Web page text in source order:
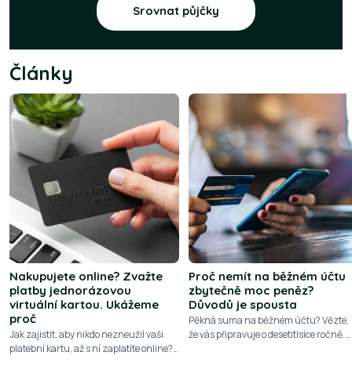
Srovnat půjčky
Články
Nakupujete online? Zvažte
platby jednorázovou
virtuální kartou. Ukážeme
proč
Jak zajistit, aby nikdo nezneužil vaši
platební kartu, až s ní zaplatíte online?
Proč nemít na běžném účtu
zbytečně moc peněz?
Důvodů je spousta
Pěkná suma na běžném účtu? Vězte,
že vás připravuje o desetitisíce ročně.